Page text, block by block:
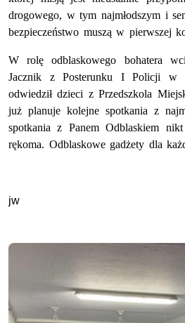
drogowego, w tym najmłodszym i
bezpieczeństwo muszą w pierwszej
W rolę odblaskowego bohatera
Jacznik z Posterunku I Policji w
odwiedził dzieci z Przedszkola
już planuje kolejne spotkania z
spotkania z Panem Odblaskiem
rękoma. Odblaskowe gadżety dla
jw